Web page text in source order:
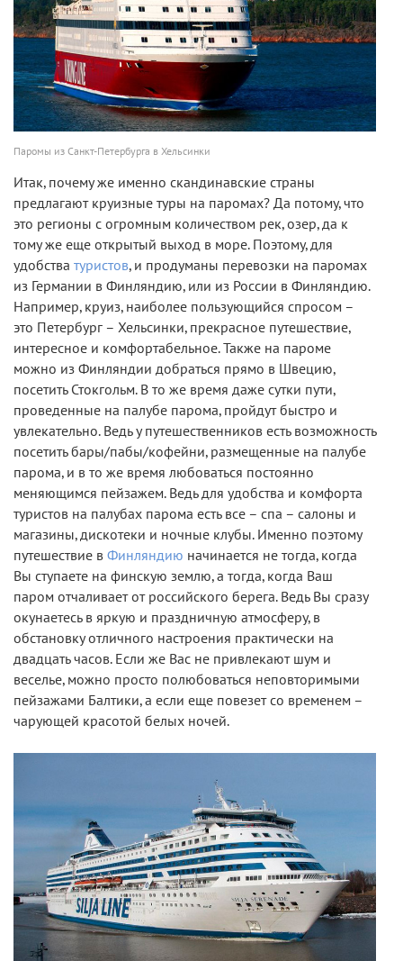
Паромы из Санкт-Петербурга в Хельсинки
Итак, почему же именно скандинавские страны
предлагают круизные туры на паромах? Да потому, что
это регионы с огромным количеством рек, озер, да к
тому же еще открытый выход в море. Поэтому, для
удобства туристов, и продуманы перевозки на паромах
из Германии в Финляндию, или из России в Финляндию.
Например, круиз, наиболее пользующийся спросом –
это Петербург – Хельсинки, прекрасное путешествие,
интересное и комфортабельное. Также на пароме
можно из Финляндии добраться прямо в Швецию,
посетить Стокгольм. В то же время даже сутки пути,
проведенные на палубе парома, пройдут быстро и
увлекательно. Ведь у путешественников есть возможность
посетить бары/пабы/кофейни, размещенные на палубе
парома, и в то же время любоваться постоянно
меняющимся пейзажем. Ведь для удобства и комфорта
туристов на палубах парома есть все – спа – салоны и
магазины, дискотеки и ночные клубы. Именно поэтому
путешествие в Финляндию начинается не тогда, когда
Вы ступаете на финскую землю, а тогда, когда Ваш
паром отчаливает от российского берега. Ведь Вы сразу
окунаетесь в яркую и праздничную атмосферу, в
обстановку отличного настроения практически на
двадцать часов. Если же Вас не привлекают шум и
веселье, можно просто полюбоваться неповторимыми
пейзажами Балтики, а если еще повезет со временем –
чарующей красотой белых ночей.